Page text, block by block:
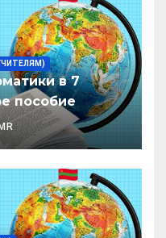
в 7
пособие